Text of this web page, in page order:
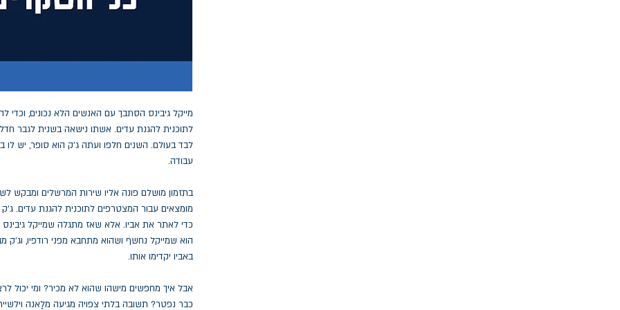
מייקל גיבינס הסתבך עם האנשים הלא נכונים,
לתוכנית להגנת עדים. אשתו נישאה בשנית לגבר
לבד בעולם. השנים חלפו ועתה ג'ק הוא סופר, יש לו
עבודה.
בתזמון מושלם פונה אליו שירות המרשלים ומבקש
מומצאים עבור המצטרפים לתוכנית להגנת עדים.
כדי לאתר את אביו. אלא שאז מתגלה שמייקל
הוא שמייקל נחשף ושהוא מתחבא מפני רודפיו, וג'ק
באביו יקדימו אותו.
אבל איך מחפשים מישהו שהוא לא מכיר? ומי יכול
כבר נפטר? תשובה בלתי צפויה מגיעה מלָאנה